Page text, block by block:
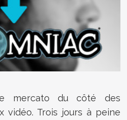
mercato du côté des
vidéo. Trois jours à peine